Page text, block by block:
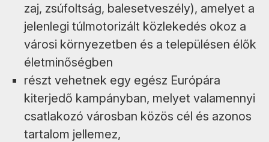
zaj, zsúfoltság, balesetveszély), amelyet a
jelenlegi túlmotorizált közlekedés okoz a
városi környezetben és a településen élők
életminőségben
részt vehetnek egy egész Európára
kiterjedő kampányban, melyet valamennyi
csatlakozó városban közös cél és azonos
tartalom jellemez,